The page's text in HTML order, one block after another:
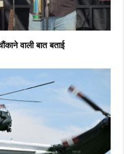
वाली बात बताई